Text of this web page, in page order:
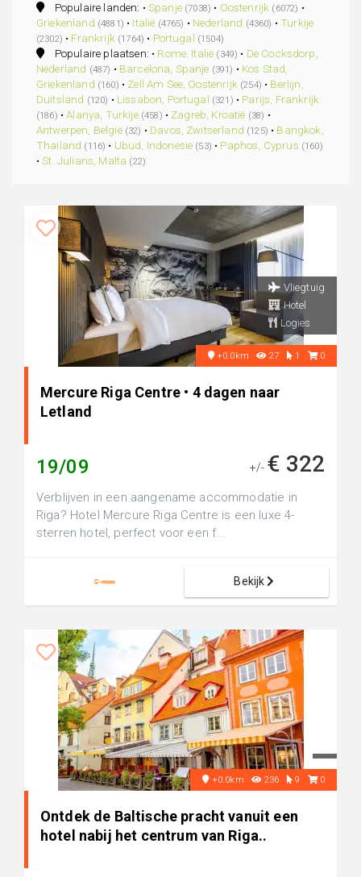
Populaire landen: •Spanje (7038) • Oostenrijk (6072) •
Griekenland (4881) • Italië (4765) • Nederland (4360) • Turkije
(2302) • Frankrijk (1764) • Portugal (1504)
Populaire plaatsen: • Rome, Italië (349) • De Cocksdorp,
Nederland (487) • Barcelona, Spanje (391) • Kos Stad,
Griekenland (160) • Zell Am See, Oostenrijk (254) • Berlijn,
Duitsland (120) • Lissabon, Portugal (321) • Parijs, Frankrijk
(186) •Alanya, Turkije (458) • Zagreb, Kroatië (38) •
Antwerpen, België (32) • Davos, Zwitserland (125) • Bangkok,
Thailand (116) • Ubud, Indonesie (53) • Paphos, Cyprus (160)
•St. Julians, Malta (22)
Vliegtuig
Hotel
Logies
+0.0km 27 1 0
Mercure Riga Centre • 4 dagen naar
Letland
19/09 +/- € 322
Verblijven in een aangename accommodatie in
Riga? Hotel Mercure Riga Centre is een luxe 4-
sterren hotel, perfect voor een f...
Bekijk
+0.0km 236 9 0
Ontdek de Baltische pracht vanuit een
hotel nabij het centrum van Riga..